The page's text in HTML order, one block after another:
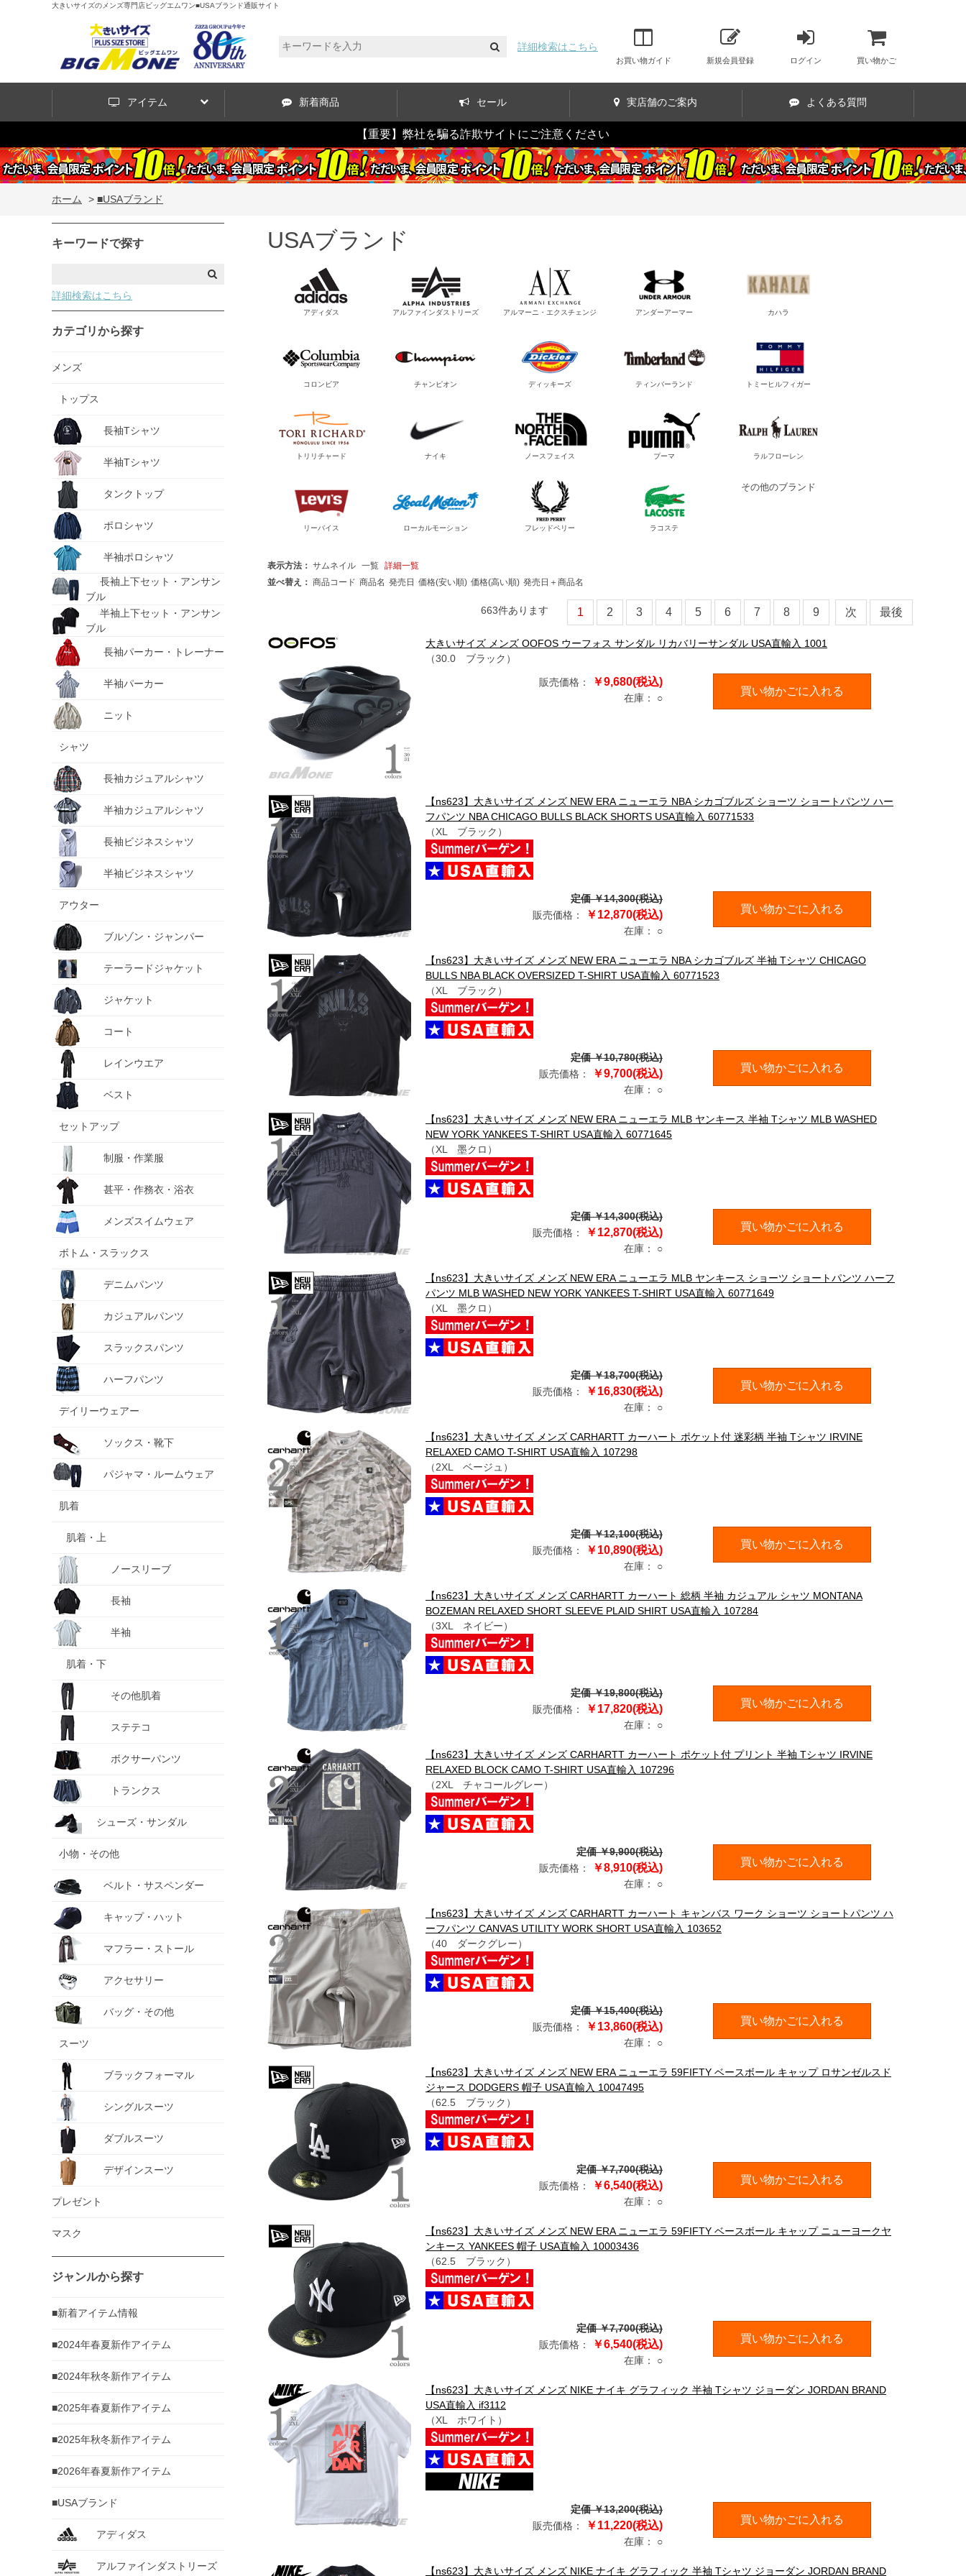
大きいサイズのメンズ専門店ビッグエムワン■USAブランド通販サイト
詳細検索はこちら
お買い物ガイド 新規会員登録 ログイン 買い物かご
アイテム 新着商品 セール 実店舗のご案内 よくある質問
【重要】弊社を騙る詐欺サイトにご注意ください
ホーム > ■USAブランド
キーワードで探す
詳細検索はこちら
カテゴリから探す
メンズ
トップス
長袖Tシャツ
半袖Tシャツ
タンクトップ
ポロシャツ
半袖ポロシャツ
長袖上下セット・アンサン
ブル
半袖上下セット・アンサン
ブル
長袖パーカー・トレーナー
半袖パーカー
ニット
シャツ
長袖カジュアルシャツ
半袖カジュアルシャツ
長袖ビジネスシャツ
半袖ビジネスシャツ
アウター
ブルゾン・ジャンパー
テーラードジャケット
ジャケット
コート
レインウエア
ベスト
セットアップ
制服・作業服
甚平・作務衣・浴衣
メンズスイムウェア
ボトム・スラックス
デニムパンツ
カジュアルパンツ
スラックスパンツ
ハーフパンツ
デイリーウェアー
ソックス・靴下
パジャマ・ルームウェア
肌着
肌着・上
ノースリーブ
長袖
半袖
肌着・下
その他肌着
ステテコ
ボクサーパンツ
トランクス
シューズ・サンダル
小物・その他
ベルト・サスペンダー
キャップ・ハット
マフラー・ストール
アクセサリー
バッグ・その他
スーツ
ブラックフォーマル
シングルスーツ
ダブルスーツ
デザインスーツ
プレゼント
マスク
ジャンルから探す
■新着アイテム情報
■2024年春夏新作アイテム
■2024年秋冬新作アイテム
■2025年春夏新作アイテム
■2025年秋冬新作アイテム
■2026年春夏新作アイテム
■USAブランド
アディダス
アルファインダストリーズ
USAブランド
アディダス アルファインダストリーズ アルマーニ・エクスチェンジ アンダーアーマー カハラ
コロンビア チャンピオン ディッキーズ ティンバーランド トミーヒルフィガー
トリリチャード ナイキ ノースフェイス プーマ ラルフローレン
リーバイス ローカルモーション フレッドペリー ラコステ
その他のブランド
表示方法： サムネイル 一覧 詳細一覧
並べ替え： 商品コード 商品名 発売日 価格(安い順) 価格(高い順) 発売日＋商品名
663件あります 1 2 3 4 5 6 7 8 9 次 最後
大きいサイズ メンズ OOFOS ウーフォス サンダル リカバリーサンダル USA直輸入 1001
（30.0 ブラック）
販売価格： ￥9,680(税込)
在庫： ○
買い物かごに入れる
【ns623】大きいサイズ メンズ NEW ERA ニューエラ NBA シカゴブルズ ショーツ ショートパンツ ハー
フパンツ NBA CHICAGO BULLS BLACK SHORTS USA直輸入 60771533
（XL ブラック）
定価 ￥14,300(税込)
販売価格：
￥12,870(税込)
在庫： ○
買い物かごに入れる
【ns623】大きいサイズ メンズ NEW ERA ニューエラ NBA シカゴブルズ 半袖 Tシャツ CHICAGO
BULLS NBA BLACK OVERSIZED T-SHIRT USA直輸入 60771523
（XL ブラック）
定価 ￥10,780(税込)
販売価格：
￥9,700(税込)
在庫： ○
買い物かごに入れる
【ns623】大きいサイズ メンズ NEW ERA ニューエラ MLB ヤンキース 半袖 Tシャツ MLB WASHED
NEW YORK YANKEES T-SHIRT USA直輸入 60771645
（XL 墨クロ）
定価 ￥14,300(税込)
販売価格：
￥12,870(税込)
在庫： ○
買い物かごに入れる
【ns623】大きいサイズ メンズ NEW ERA ニューエラ MLB ヤンキース ショーツ ショートパンツ ハーフ
パンツ MLB WASHED NEW YORK YANKEES T-SHIRT USA直輸入 60771649
（XL 墨クロ）
定価 ￥18,700(税込)
販売価格：
￥16,830(税込)
在庫： ○
買い物かごに入れる
【ns623】大きいサイズ メンズ CARHARTT カーハート ポケット付 迷彩柄 半袖 Tシャツ IRVINE
RELAXED CAMO T-SHIRT USA直輸入 107298
（2XL ベージュ）
定価 ￥12,100(税込)
販売価格：
￥10,890(税込)
在庫： ○
買い物かごに入れる
【ns623】大きいサイズ メンズ CARHARTT カーハート 総柄 半袖 カジュアル シャツ MONTANA
BOZEMAN RELAXED SHORT SLEEVE PLAID SHIRT USA直輸入 107284
（3XL ネイビー）
定価 ￥19,800(税込)
販売価格：
￥17,820(税込)
在庫： ○
買い物かごに入れる
【ns623】大きいサイズ メンズ CARHARTT カーハート ポケット付 プリント 半袖 Tシャツ IRVINE
RELAXED BLOCK CAMO T-SHIRT USA直輸入 107296
（2XL チャコールグレー）
定価 ￥9,900(税込)
販売価格：
￥8,910(税込)
在庫： ○
買い物かごに入れる
【ns623】大きいサイズ メンズ CARHARTT カーハート キャンバス ワーク ショーツ ショートパンツ ハ
ーフパンツ CANVAS UTILITY WORK SHORT USA直輸入 103652
（40 ダークグレー）
定価 ￥15,400(税込)
販売価格：
￥13,860(税込)
在庫： ○
買い物かごに入れる
【ns623】大きいサイズ メンズ NEW ERA ニューエラ 59FIFTY ベースボール キャップ ロサンゼルスド
ジャース DODGERS 帽子 USA直輸入 10047495
（62.5 ブラック）
定価 ￥7,700(税込)
販売価格：
￥6,540(税込)
在庫： ○
買い物かごに入れる
【ns623】大きいサイズ メンズ NEW ERA ニューエラ 59FIFTY ベースボール キャップ ニューヨークヤ
ンキース YANKEES 帽子 USA直輸入 10003436
（62.5 ブラック）
定価 ￥7,700(税込)
販売価格：
￥6,540(税込)
在庫： ○
買い物かごに入れる
【ns623】大きいサイズ メンズ NIKE ナイキ グラフィック 半袖 Tシャツ ジョーダン JORDAN BRAND
USA直輸入 if3112
（XL ホワイト）
定価 ￥13,200(税込)
販売価格：
￥11,220(税込)
在庫： ○
買い物かごに入れる
【ns623】大きいサイズ メンズ NIKE ナイキ グラフィック 半袖 Tシャツ ジョーダン JORDAN BRAND